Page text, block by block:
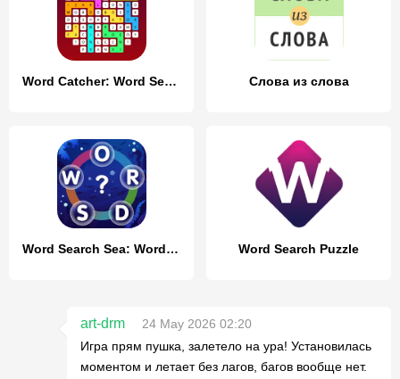
Word Catcher: Word Search Слова из слова
Word Search Sea: Word Puzzle Word Search Puzzle
art-drm
24 May 2026 02:20
Игра прям пушка, залетело на ура! Установилась
моментом и летает без лагов, багов вообще нет.